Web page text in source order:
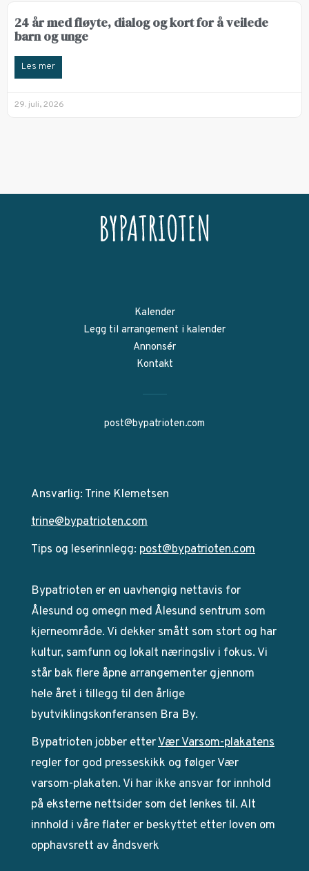
24 år med fløyte, dialog og kort for å veilede
barn og unge
Les mer
29. juli, 2026
Kalender
Legg til arrangement i kalender
Annonsér
Kontakt
post@bypatrioten.com
Ansvarlig: Trine Klemetsen
trine@bypatrioten.com
Tips og leserinnlegg: post@bypatrioten.com
Bypatrioten er en uavhengig nettavis for
Ålesund og omegn med Ålesund sentrum som
kjerneområde. Vi dekker smått som stort og har
kultur, samfunn og lokalt næringsliv i fokus. Vi
står bak flere åpne arrangementer gjennom
hele året i tillegg til den årlige
byutviklingskonferansen Bra By.
Bypatrioten jobber etterVær Varsom-plakatens
regler for god presseskikk og følger Vær
varsom-plakaten. Vi har ikke ansvar for innhold
på eksterne nettsider som det lenkes til. Alt
innhold i våre flater er beskyttet etter loven om
opphavsrett av åndsverk